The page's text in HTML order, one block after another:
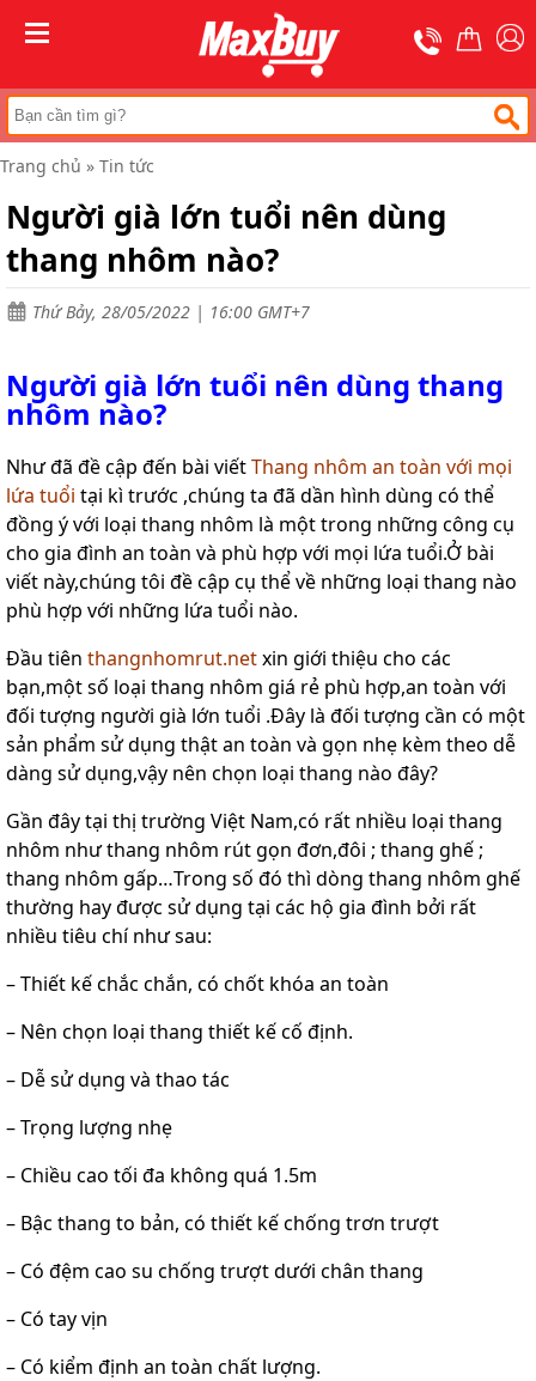
Trang
chủ
Thang
rút
Thang
nghiệp
Thang
ghế
bản
to
gấp
đa
năng
Thang
gấp
chữ
A
Thang
nhôm
cách
Thương
hiệu
Tin
hệ
Trang chủ » Tin tức
Người già lớn tuổi nên dùng
thang nhôm nào?
Thứ Bảy, 28/05/2022 | 16:00 GMT+7
Người già lớn tuổi nên dùng thang
nhôm nào?
Như đã đề cập đến bài viếtThang nhôm an toàn với mọi
lứa tuổi tại kì trước ,chúng ta đã dần hình dùng có thể
đồng ý với loại thang nhôm là một trong những công cụ
cho gia đình an toàn và phù hợp với mọi lứa tuổi.Ở bài
viết này,chúng tôi đề cập cụ thể về những loại thang nào
phù hợp với những lứa tuổi nào.
Đầu tiên thangnhomrut.netxin giới thiệu cho các
bạn,một số loại thang nhôm giá rẻ phù hợp,an toàn với
đối tượng người già lớn tuổi .Đây là đối tượng cần có một
sản phẩm sử dụng thật an toàn và gọn nhẹ kèm theo dễ
dàng sử dụng,vậy nên chọn loại thang nào đây?
Gần đây tại thị trường Việt Nam,có rất nhiều loại thang
nhôm như thang nhôm rút gọn đơn,đôi ; thang ghế ;
thang nhôm gấp…Trong số đó thì dòng thang nhôm ghế
thường hay được sử dụng tại các hộ gia đình bởi rất
nhiều tiêu chí như sau:
– Thiết kế chắc chắn, có chốt khóa an toàn
– Nên chọn loại thang thiết kế cố định.
– Dễ sử dụng và thao tác
– Trọng lượng nhẹ
– Chiều cao tối đa không quá 1.5m
– Bậc thang to bản, có thiết kế chống trơn trượt
– Có đệm cao su chống trượt dưới chân thang
– Có tay vịn
– Có kiểm định an toàn chất lượng.